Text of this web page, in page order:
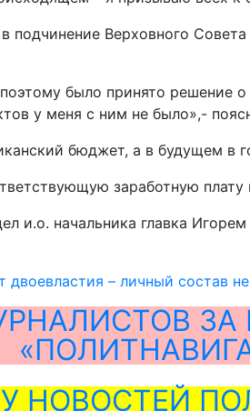
Верховного
было принято
у меня с ним не было»,-
бюджет, а в будущем в
заработную
и.о. начальника главка
– личный состав
НОВОСТЕЙ